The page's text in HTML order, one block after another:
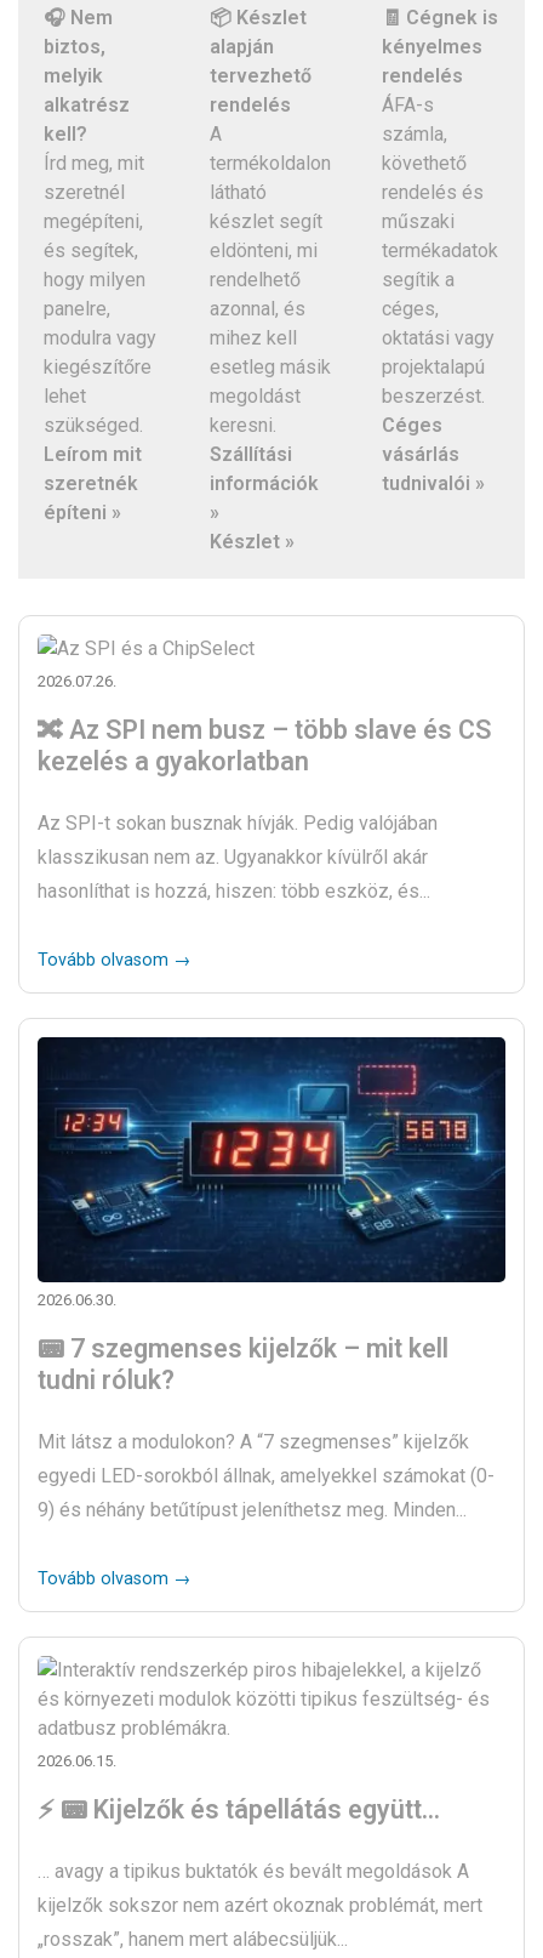
🎧 Nem
biztos,
melyik
alkatrész
kell?
Írd meg, mit
szeretnél
megépíteni,
és segítek,
hogy milyen
panelre,
modulra vagy
kiegészítőre
lehet
szükséged.
Leírom mit
szeretnék
építeni »
📦 Készlet
alapján
tervezhető
rendelés
A
termékoldalon
látható
készlet segít
eldönteni, mi
rendelhető
azonnal, és
mihez kell
esetleg másik
megoldást
keresni.
Szállítási
információk
»
Készlet »
🧾 Cégnek is
kényelmes
rendelés
ÁFA-s
számla,
követhető
rendelés és
műszaki
termékadatok
segítik a
céges,
oktatási vagy
projektalapú
beszerzést.
Céges
vásárlás
tudnivalói »
2026.07.26.
🔀 Az SPI nem busz – több slave és CS
kezelés a gyakorlatban
Az SPI-t sokan busznak hívják. Pedig valójában
klasszikusan nem az. Ugyanakkor kívülről akár
hasonlíthat is hozzá, hiszen: több eszköz, és...
Tovább olvasom →
2026.06.30.
📟 7 szegmenses kijelzők – mit kell
tudni róluk?
Mit látsz a modulokon? A “7 szegmenses” kijelzők
egyedi LED-sorokból állnak, amelyekkel számokat (0-
9) és néhány betűtípust jeleníthetsz meg. Minden...
Tovább olvasom →
2026.06.15.
⚡ 📟 Kijelzők és tápellátás együtt…
… avagy a tipikus buktatók és bevált megoldások A
kijelzők sokszor nem azért okoznak problémát, mert
„rosszak”, hanem mert alábecsüljük...